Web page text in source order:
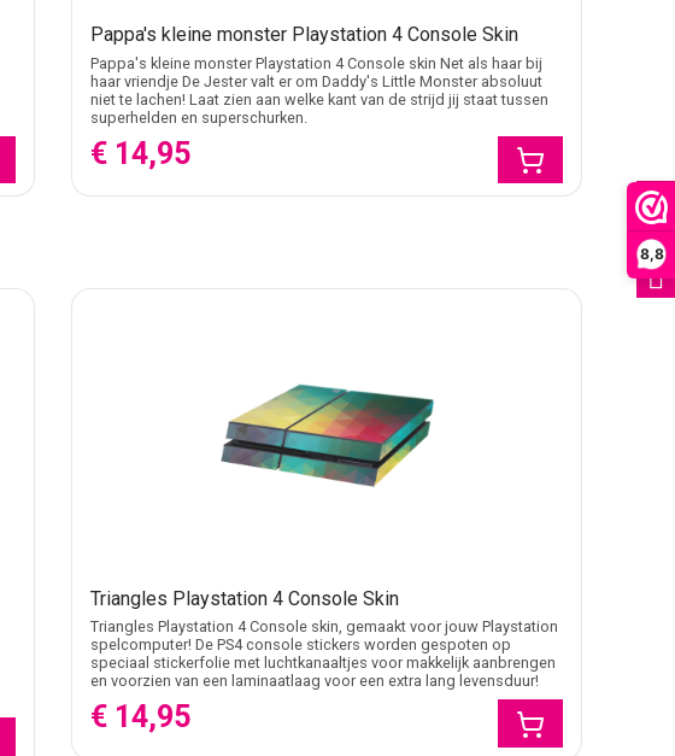
8,8
Pappa's kleine monster Playstation 4 Console Skin
Pappa's kleine monster Playstation 4 Console skin Net als haar bij
haar vriendje De Jester valt er om Daddy's Little Monster absoluut
niet te lachen! Laat zien aan welke kant van de strijd jij staat tussen
superhelden en superschurken.
€ 14,95
Triangles Playstation 4 Console Skin
Triangles Playstation 4 Console skin, gemaakt voor jouw Playstation
spelcomputer! De PS4 console stickers worden gespoten op
speciaal stickerfolie met luchtkanaaltjes voor makkelijk aanbrengen
en voorzien van een laminaatlaag voor een extra lang levensduur!
€ 14,95
FILTER